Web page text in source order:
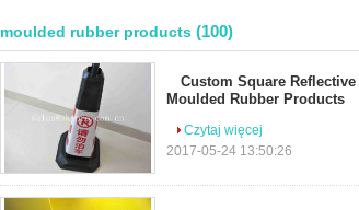
moulded rubber products (100)
Custom Square
Moulded Rubber Products
Czytaj więcej
2017-05-24 13:50:26